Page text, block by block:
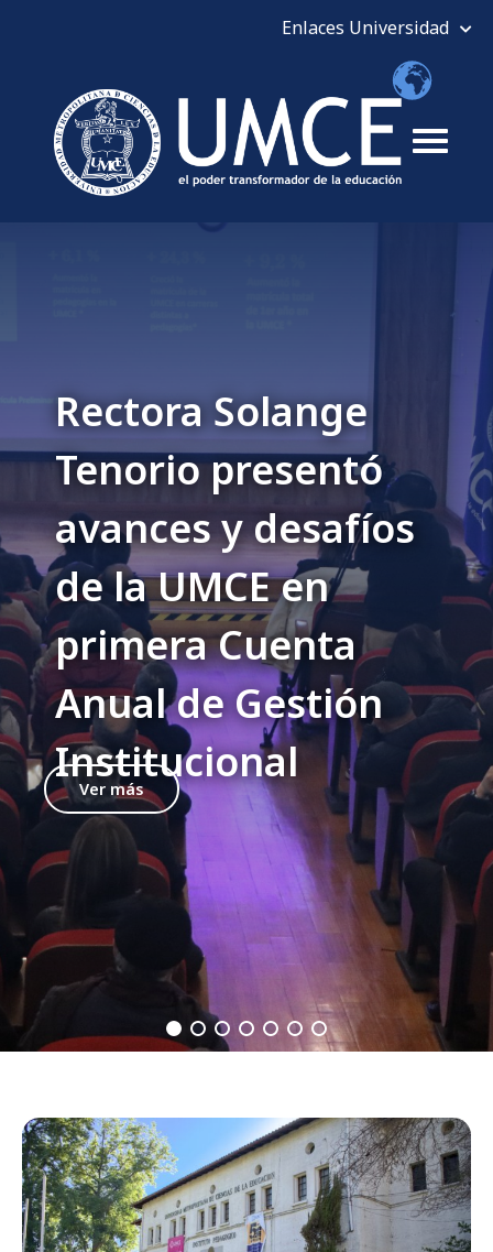
Rectora Solange
Tenorio presentó
avances y desafíos
de la UMCE en
primera Cuenta
Anual de Gestión
Institucional
Ver más